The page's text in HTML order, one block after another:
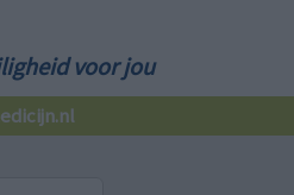
voor jou